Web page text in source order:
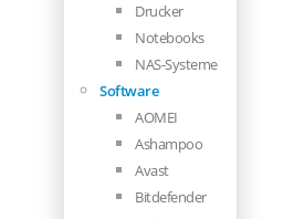
Drucker
Notebooks
NAS-Systeme
Software
AOMEI
Ashampoo
Avast
Bitdefender